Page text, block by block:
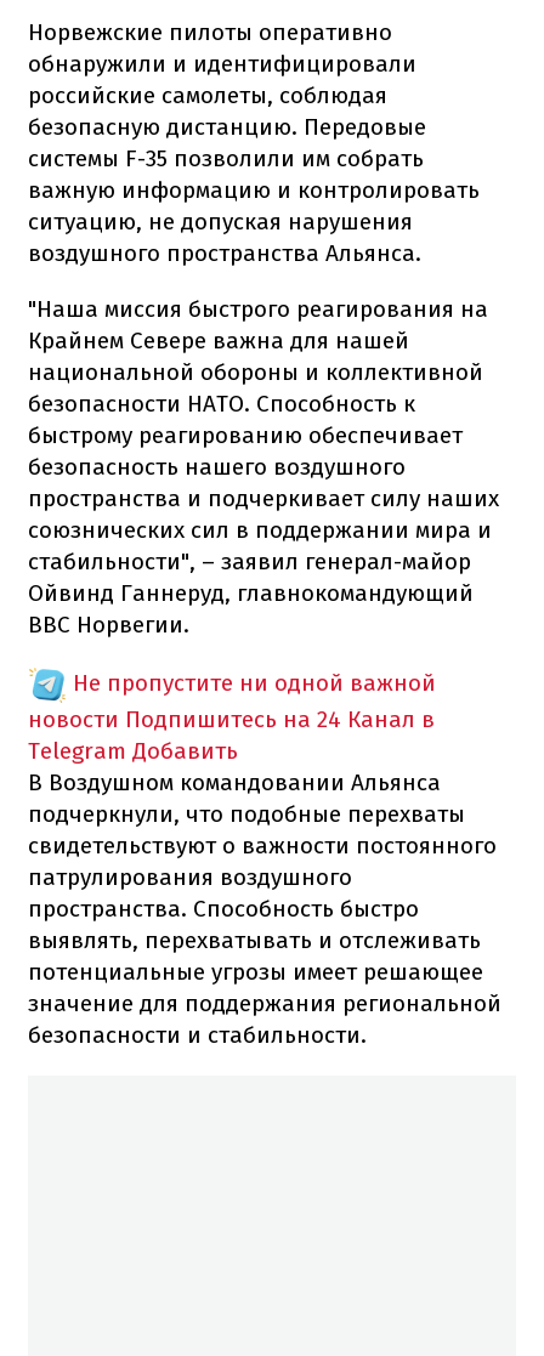
Норвежские пилоты оперативно
обнаружили и идентифицировали
российские самолеты, соблюдая
безопасную дистанцию. Передовые
системы F-35 позволили им собрать
важную информацию и контролировать
ситуацию, не допуская нарушения
воздушного пространства Альянса.
"Наша миссия быстрого реагирования на
Крайнем Севере важна для нашей
национальной обороны и коллективной
безопасности НАТО. Способность к
быстрому реагированию обеспечивает
безопасность нашего воздушного
пространства и подчеркивает силу наших
союзнических сил в поддержании мира и
стабильности", – заявил генерал-майор
Ойвинд Ганнеруд, главнокомандующий
ВВС Норвегии.
Не пропустите ни одной важной
новости Подпишитесь на 24 Канал в
Telegram Добавить
В Воздушном командовании Альянса
подчеркнули, что подобные перехваты
свидетельствуют о важности постоянного
патрулирования воздушного
пространства. Способность быстро
выявлять, перехватывать и отслеживать
потенциальные угрозы имеет решающее
значение для поддержания региональной
безопасности и стабильности.